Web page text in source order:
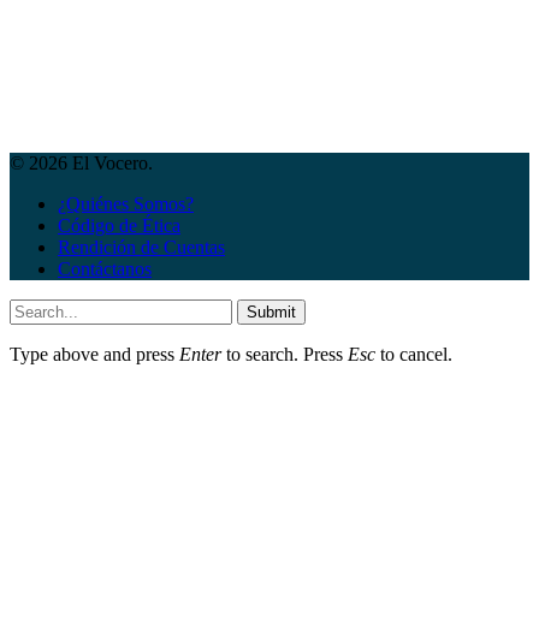
© 2026 El Vocero.
¿Quiénes Somos?
Código de Ética
Rendición de Cuentas
Contáctanos
Submit
Type above and press Enterto search. Press Esc to cancel.